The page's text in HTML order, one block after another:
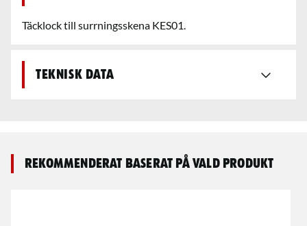
Täcklock till surrningsskena KES01.
Teknisk data
Rekommenderat baserat på vald produkt